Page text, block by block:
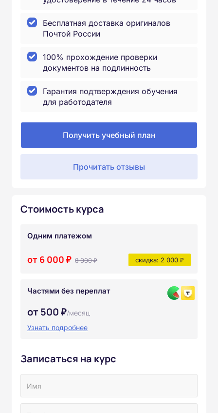
Бесплатная доставка оригиналов
Почтой России
100% прохождение проверки
документов на подлинность
Гарантия подтверждения обучения
для работодателя
Получить учебный план
Прочитать отзывы
Стоимость курса
Одним платежом
от 6 000 ₽ 8 000 ₽ скидка: 2 000 ₽
Частями без переплат
от 500 ₽/месяц
Узнать подробнее
Записаться на курс